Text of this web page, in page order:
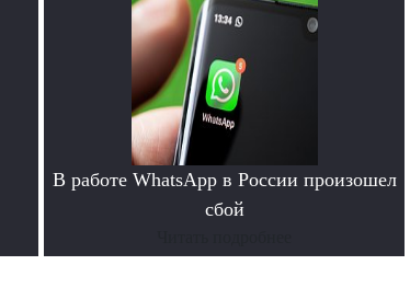
В работе WhatsApp в России произошел
сбой